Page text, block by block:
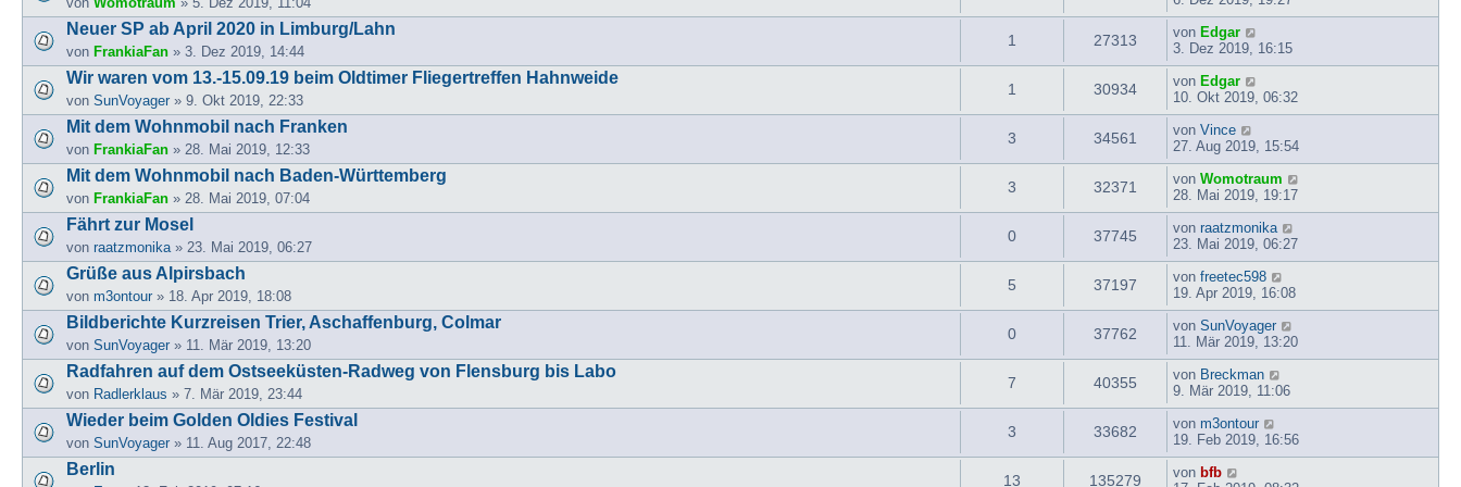
Neuer SP ab April 2020 in Limburg/Lahn
von FrankiaFan » 3. Dez 2019, 14:44
1 27313 von Edgar
3. Dez 2019, 16:15
Wir waren vom 13.-15.09.19 beim Oldtimer Fliegertreffen Hahnweide
von SunVoyager » 9. Okt 2019, 22:33
1 30934 von Edgar
10. Okt 2019, 06:32
Mit dem Wohnmobil nach Franken
von FrankiaFan » 28. Mai 2019, 12:33
3 34561 von Vince
27. Aug 2019, 15:54
Mit dem Wohnmobil nach Baden-Württemberg
von FrankiaFan » 28. Mai 2019, 07:04
3 32371 von Womotraum
28. Mai 2019, 19:17
Fährt zur Mosel
von raatzmonika » 23. Mai 2019, 06:27
0 37745 von raatzmonika
23. Mai 2019, 06:27
Grüße aus Alpirsbach
von m3ontour » 18. Apr 2019, 18:08
5 37197 von freetec598
19. Apr 2019, 16:08
Bildberichte Kurzreisen Trier, Aschaffenburg, Colmar
von SunVoyager » 11. Mär 2019, 13:20
0 37762 von SunVoyager
11. Mär 2019, 13:20
Radfahren auf dem Ostseeküsten-Radweg von Flensburg bis Labo
von Radlerklaus » 7. Mär 2019, 23:44
7 40355 von Breckman
9. Mär 2019, 11:06
Wieder beim Golden Oldies Festival
von SunVoyager » 11. Aug 2017, 22:48
3 33682 von m3ontour
19. Feb 2019, 16:56
Berlin
13 135279 von bfb